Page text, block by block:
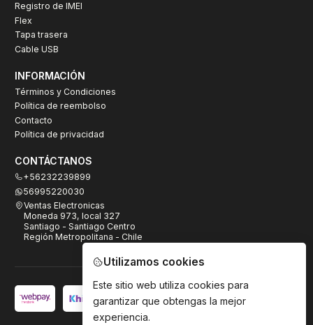
Registro de IMEI
Flex
Tapa trasera
Cable USB
INFORMACIÓN
Términos y Condiciones
Política de reembolso
Contacto
Política de privacidad
CONTÁCTANOS
+56232239899
56995220030
Ventas Electronicas
Moneda 973, local 327
Santiago - Santiago Centro
Región Metropolitana - Chile
Utilizamos cookies
Este sitio web utiliza cookies para
garantizar que obtengas la mejor
experiencia.